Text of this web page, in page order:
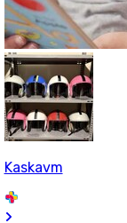
Kaskavm